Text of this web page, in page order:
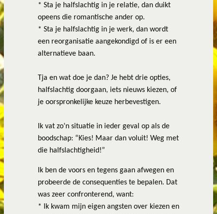
* Sta je halfslachtig in je relatie, dan duikt
opeens die romantische ander op.
* Sta je halfslachtig in je werk, dan wordt
een reorganisatie aangekondigd of is er een
alternatieve baan.
Tja en wat doe je dan? Je hebt drie opties,
halfslachtig doorgaan, iets nieuws kiezen, of
je oorspronkelijke keuze herbevestigen.
Ik vat zo’n situatie in ieder geval op als de
boodschap: “Kies! Maar dan voluit! Weg met
die halfslachtigheid!”
Ik ben de voors en tegens gaan afwegen en
probeerde de consequenties te bepalen. Dat
was zeer confronterend, want:
*
Ik kwam mijn eigen angsten over kiezen en